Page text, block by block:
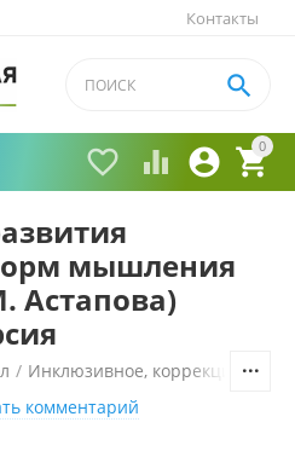
Контакты
0


 

мышления
Астапова)
/ Инклюзивное, коррекционное
комментарий